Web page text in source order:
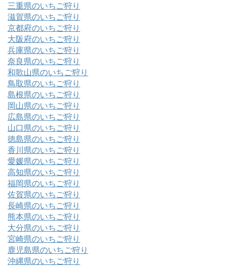
三重県のいちご狩り
滋賀県のいちご狩り
京都府のいちご狩り
大阪府のいちご狩り
兵庫県のいちご狩り
奈良県のいちご狩り
和歌山県のいちご狩り
鳥取県のいちご狩り
島根県のいちご狩り
岡山県のいちご狩り
広島県のいちご狩り
山口県のいちご狩り
徳島県のいちご狩り
香川県のいちご狩り
愛媛県のいちご狩り
高知県のいちご狩り
福岡県のいちご狩り
佐賀県のいちご狩り
長崎県のいちご狩り
熊本県のいちご狩り
大分県のいちご狩り
宮崎県のいちご狩り
鹿児島県のいちご狩り
沖縄県のいちご狩り